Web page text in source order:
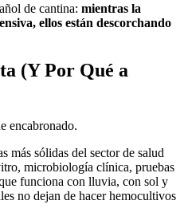
de cantina: mientras la
ellos están descorchando
(Y Por Qué a
encabronado.
más sólidas del sector de salud
microbiología clínica, pruebas
funciona con lluvia, con sol y
no dejan de hacer hemocultivos